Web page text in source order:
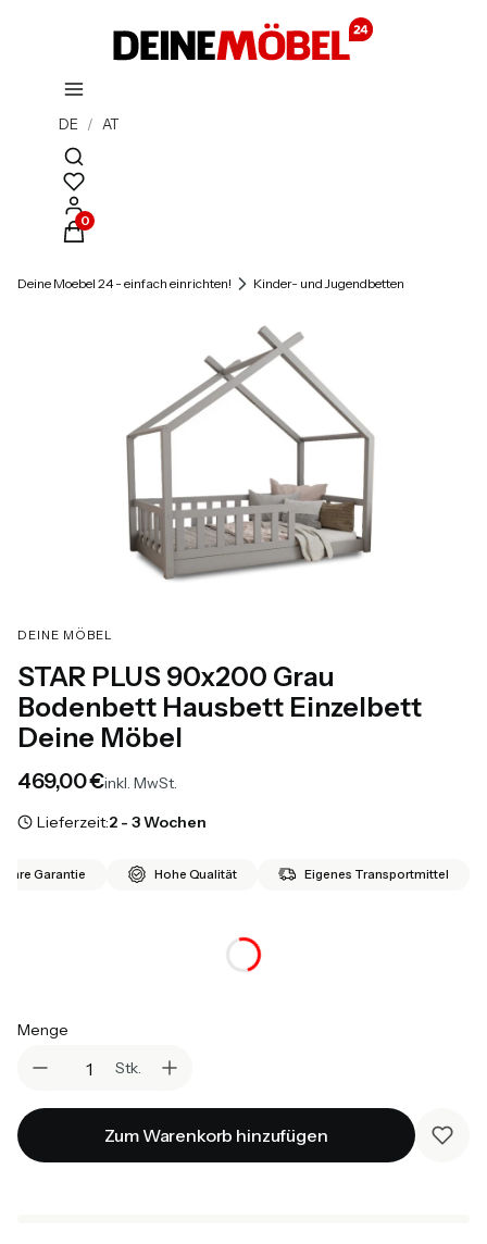
DE / AT
Suchmaschine öffnen
Produkte im Warenkorb: 0. Details anzeigen
Deine Moebel 24 - einfach einrichten! Kinder- und Jugendbetten
DEINE MÖBEL
STAR PLUS 90x200 Grau
Bodenbett Hausbett Einzelbett
Deine Möbel
Preis
469,00 €inkl. MwSt.
Lieferzeit:2 - 3 Wochen
Garantie Hohe Qualität Eigenes Transportmittel
Menge
Stk.
Zum Warenkorb hinzufügen